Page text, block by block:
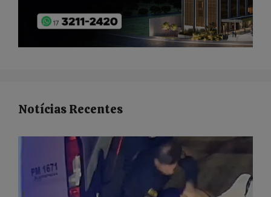
Notícias Recentes